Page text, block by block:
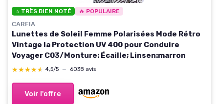
⭐ TRÈS BIEN NOTÉ 🔥 POPULAIRE
CARFIA
Lunettes de Soleil Femme Polarisées Mode Rétro
Vintage la Protection UV 400 pour Conduire
Voyager C03/Monture: Écaille; Linsen:marron
★★★★★
★★★★★ 4,5/5 — 6038 avis
Voir l'offre